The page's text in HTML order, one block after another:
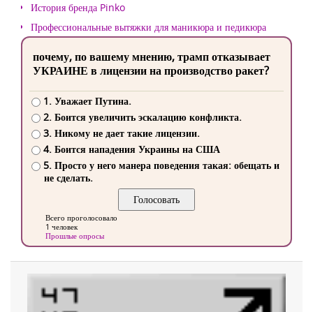
История бренда Pinko
Профессиональные вытяжки для маникюра и педикюра
почему, по вашему мнению, трамп отказывает
УКРАИНЕ в лицензии на производство ракет?
1. Уважает Путина.
2. Боится увеличить эскалацию конфликта.
3. Никому не дает такие лицензии.
4. Боится нападения Украины на США
5. Просто у него манера поведения такая: обещать и
не сделать.
Всего проголосовало
1 человек
Прошлые опросы